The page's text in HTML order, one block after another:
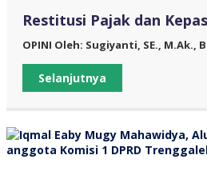
Restitusi Pajak dan
OPINI Oleh: Sugiyanti, SE., M.Ak.,
Selanjutnya